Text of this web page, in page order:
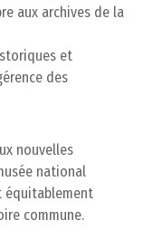
aux archives de la
et
des
nouvelles
national
équitablement
commune.